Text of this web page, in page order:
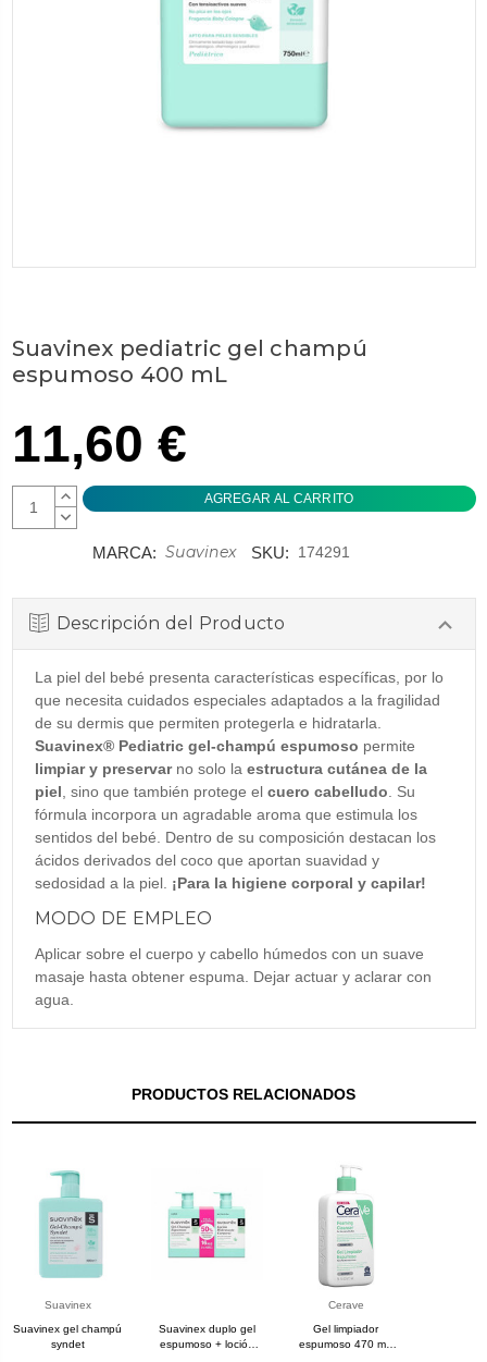
Suavinex pediatric gel champú
espumoso 400 mL
11,60 €
AUMENTAR
CANTIDAD:
DISMINUIR
MARCA: Suavinex SKU: 174291
Descripción del Producto
La piel del bebé presenta características específicas, por lo
que necesita cuidados especiales adaptados a la fragilidad
de su dermis que permiten protegerla e hidratarla.
Suavinex® Pediatric gel-champú espumoso permite
limpiar y preservarno solo la estructura cutánea de la
piel , sino que también protege el cuero cabelludo . Su
fórmula incorpora un agradable aroma que estimula los
sentidos del bebé. Dentro de su composición destacan los
ácidos derivados del coco que aportan suavidad y
sedosidad a la piel. ¡Para la higiene corporal y capilar!
MODO DE EMPLEO
Aplicar sobre el cuerpo y cabello húmedos con un suave
masaje hasta obtener espuma. Dejar actuar y aclarar con
agua.
PRODUCTOS RELACIONADOS
Suavinex
Suavinex gel champú
syndet
Suavinex duplo gel
espumoso + loción
Cerave
Gel limpiador
espumoso 470 mL